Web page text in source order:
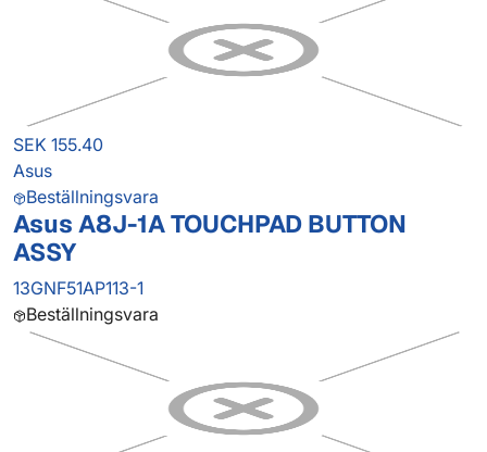
SEK 155.40
Asus
Beställningsvara
Asus A8J-1A TOUCHPAD BUTTON
ASSY
13GNF51AP113-1
Beställningsvara